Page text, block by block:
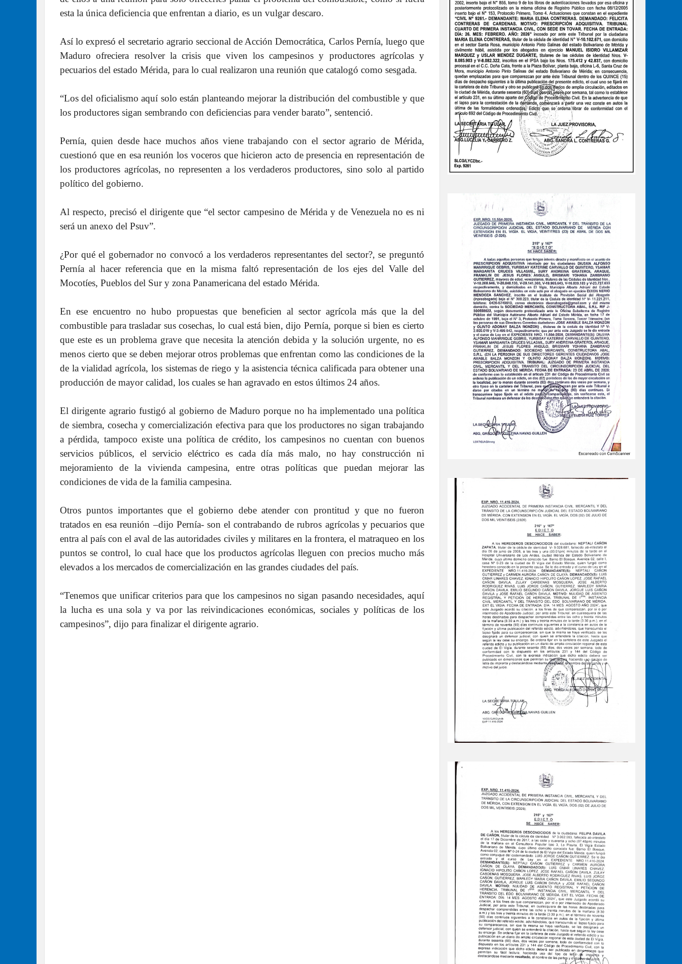
esta la única deficiencia que enfrentan a diario, es un vulgar descaro.
Así lo expresó el secretario agrario seccional de Acción Democrática, Carlos Pernía, luego que
Maduro ofreciera resolver la crisis que viven los campesinos y productores agrícolas y
pecuarios del estado Mérida, para lo cual realizaron una reunión que catalogó como sesgada.
“Los del oficialismo aquí solo están planteando mejorar la distribución del combustible y que
los productores sigan sembrando con deficiencias para vender barato”, sentenció.
Pernía, quien desde hace muchos años viene trabajando con el sector agrario de Mérida,
cuestionó que en esa reunión los voceros que hicieron acto de presencia en representación de
los productores agrícolas, no representen a los verdaderos productores, sino solo al partido
político del gobierno.
Al respecto, precisó el dirigente que “el sector campesino de Mérida y de Venezuela no es ni
será un anexo del Psuv”.
¿Por qué el gobernador no convocó a los verdaderos representantes del sector?, se preguntó
Pernía al hacer referencia que en la misma faltó representación de los ejes del Valle del
Mocotíes, Pueblos del Sur y zona Panamericana del estado Mérida.
En ese encuentro no hubo propuestas que beneficien al sector agrícola más que la del
combustible para trasladar sus cosechas, lo cual está bien, dijo Pernía, porque si bien es cierto
que este es un problema grave que necesita la atención debida y la solución urgente, no es
menos cierto que se deben mejorar otros problemas que enfrentan como las condiciones de la
de la vialidad agrícola, los sistemas de riego y la asistencia técnica calificada para obtener una
producción de mayor calidad, los cuales se han agravado en estos últimos 24 años.
El dirigente agrario fustigó al gobierno de Maduro porque no ha implementado una política
de siembra, cosecha y comercialización efectiva para que los productores no sigan trabajando
a pérdida, tampoco existe una política de crédito, los campesinos no cuentan con buenos
servicios públicos, el servicio eléctrico es cada día más malo, no hay construcción ni
mejoramiento de la vivienda campesina, entre otras políticas que puedan mejorar las
condiciones de vida de la familia campesina.
Otros puntos importantes que el gobierno debe atender con prontitud y que no fueron
tratados en esa reunión –dijo Pernía- son el contrabando de rubros agrícolas y pecuarios que
entra al país con el aval de las autoridades civiles y militares en la frontera, el matraqueo en los
puntos se control, lo cual hace que los productos agrícolas lleguen con precios mucho más
elevados a los mercados de comercialización en las grandes ciudades del país.
“Tenemos que unificar criterios para que los campesinos no sigan pasando necesidades, aquí
la lucha es una sola y va por las reivindicaciones económicas, sociales y políticas de los
campesinos”, dijo para finalizar el dirigente agrario.